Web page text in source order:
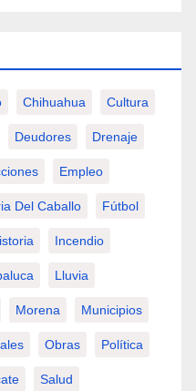
Chihuahua Cultura
Deudores Drenaje
Empleo
Del Caballo Fútbol
Incendio
Lluvia
Morena Municipios
Obras Política
Salud